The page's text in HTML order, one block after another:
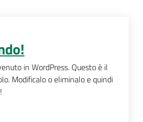
in WordPress. Questo è il
Modificalo o eliminalo e quindi